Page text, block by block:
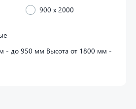
900 x 2000
- до 950 мм Высота от 1800 мм -